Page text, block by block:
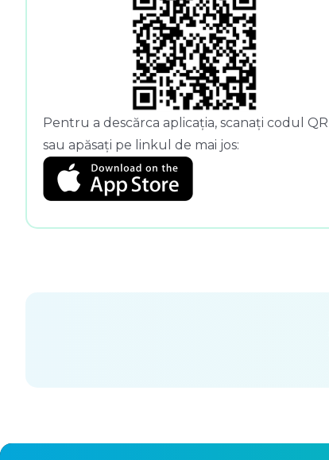
Pentru a descărca aplicația, scanați codul QR
sau apăsați pe linkul de mai jos: